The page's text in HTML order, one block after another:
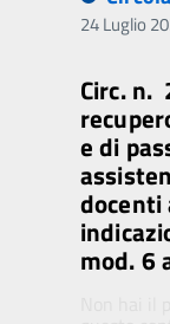
24 Luglio
Circ. n.
e di
docenti
mod. 6